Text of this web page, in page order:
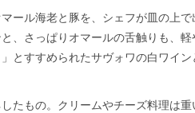
ール海老と豚を、シェフが皿の上で
、さっぱりオマールの舌触りも、軽
とすすめられたサヴォワの白ワイン
たもの。クリームやチーズ料理は重